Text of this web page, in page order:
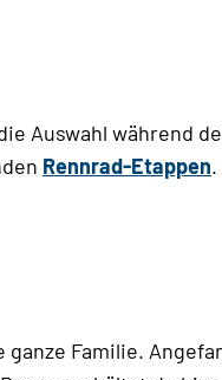
Auswahl während
Rennrad-Etappen
Familie.